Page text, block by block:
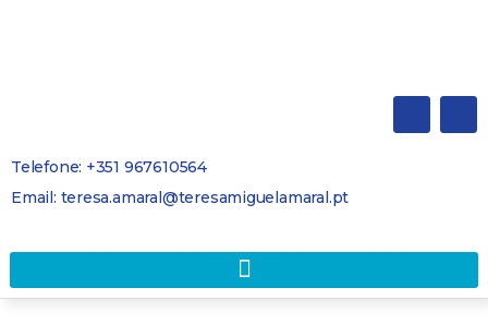
Telefone: +351 967610564
Email: teresa.amaral@teresamiguelamaral.pt